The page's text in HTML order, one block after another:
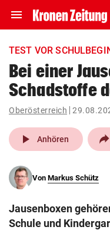
menu Navigation
ein-/ausklappen
account_circle Anmelden
pin_drop
Wien
search
eingeben
TEST VOR
Bei einer
Schadstoffe
Oberösterreich
play_arrow Anhören
Von Markus Schütz
Jausenboxen
Schule und